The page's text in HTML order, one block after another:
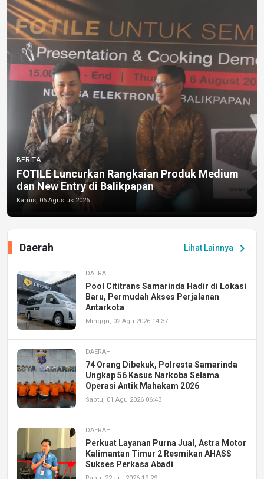
BERITA
FOTILE Luncurkan Rangkaian Produk Medium
dan New Entry di Balikpapan
Kamis, 06 Agustus 2026
Lihat Lainnya chevron_right
Daerah
DAERAH
Pool Cititrans Samarinda Hadir di Lokasi
Baru, Permudah Akses Perjalanan
Antarkota
Minggu, 02 Agu 2026 14:37
DAERAH
74 Orang Dibekuk, Polresta Samarinda
Ungkap 56 Kasus Narkoba Selama
Operasi Antik Mahakam 2026
Sabtu, 01 Agu 2026 06:43
DAERAH
Perkuat Layanan Purna Jual, Astra Motor
Kalimantan Timur 2 Resmikan AHASS
Sukses Perkasa Abadi